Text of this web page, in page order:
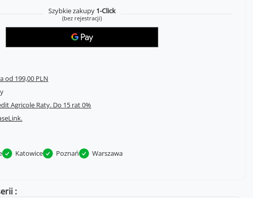
Szybkie zakupy 1-Click
(bez rejestracji)
od 199,00 PLN
Agricole Raty.
Katowice Poznań Warszawa